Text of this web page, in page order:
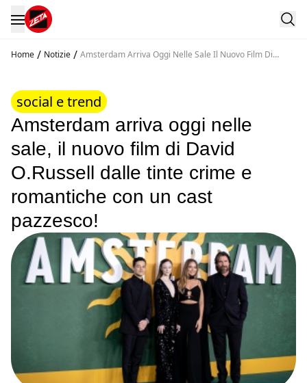
Home / Notizie / Amsterdam Arriva Oggi Nelle Sale Il Nuovo Film Di
social e trend
Amsterdam arriva oggi nelle
sale, il nuovo film di David
O.Russell dalle tinte crime e
romantiche con un cast
pazzesco!